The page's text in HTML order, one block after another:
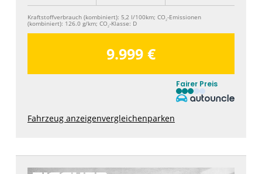
Kraftstoffverbrauch (kombiniert): 5,2 l/100km; CO2-Emissionen
(kombiniert): 126.0 g/km; CO2-Klasse: D
9.999 €
Fairer Preis
Fahrzeug anzeigenvergleichenparken